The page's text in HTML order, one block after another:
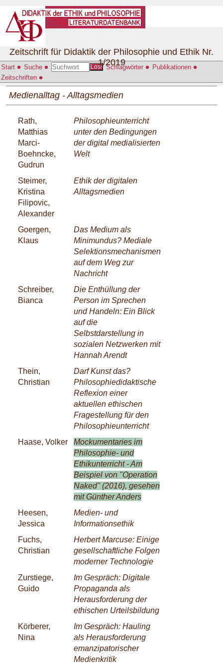
Start Suche Los! Schlagwörter
Publikationen
Zeitschriften
Zeitschrift für Didaktik der Philosophie und Ethik Nr.
1/2019
Medienalltag - Alltagsmedien
Rath,
Matthias
Marci-
Boehncke,
Gudrun
Philosophieunterricht
unter den Bedingungen
der digital medialisierten
Welt
Steimer,
Kristina
Filipovic,
Alexander
Ethik der digitalen
Alltagsmedien
Goergen,
Klaus
Das Medium als
Minimundus? Mediale
Selektionsmechanismen
auf dem Weg zur
Nachricht
Schreiber,
Bianca
Die Enthüllung der
Person im Sprechen
und Handeln: Ein Blick
auf die
Selbstdarstellung in
sozialen Netzwerken mit
Hannah Arendt
Thein,
Christian
Darf Kunst das?
Philosophiedidaktische
Reflexion einer
aktuellen ethischen
Fragestellung für den
Philosophieunterricht
Haase, Volker
Mockumentaries im
Philosophie- und
Ethikunterricht - Am
Beispiel von "Operation
Naked" (2016), gesehen
mit Günther Anders
Heesen,
Jessica
Medien- und
Informationsethik
Fuchs,
Christian
Herbert Marcuse: Einige
gesellschaftliche Folgen
moderner Technologie
Zurstiege,
Guido
Im Gespräch: Digitale
Propaganda als
Herausforderung der
ethischen Urteilsbildung
Körberer,
Nina
Im Gespräch: Hauling
als Herausforderung
emanzipatorischer
Medienkritik